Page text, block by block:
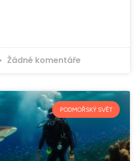
Žádné komentáře
PODMOŘSKÝ SVĚT